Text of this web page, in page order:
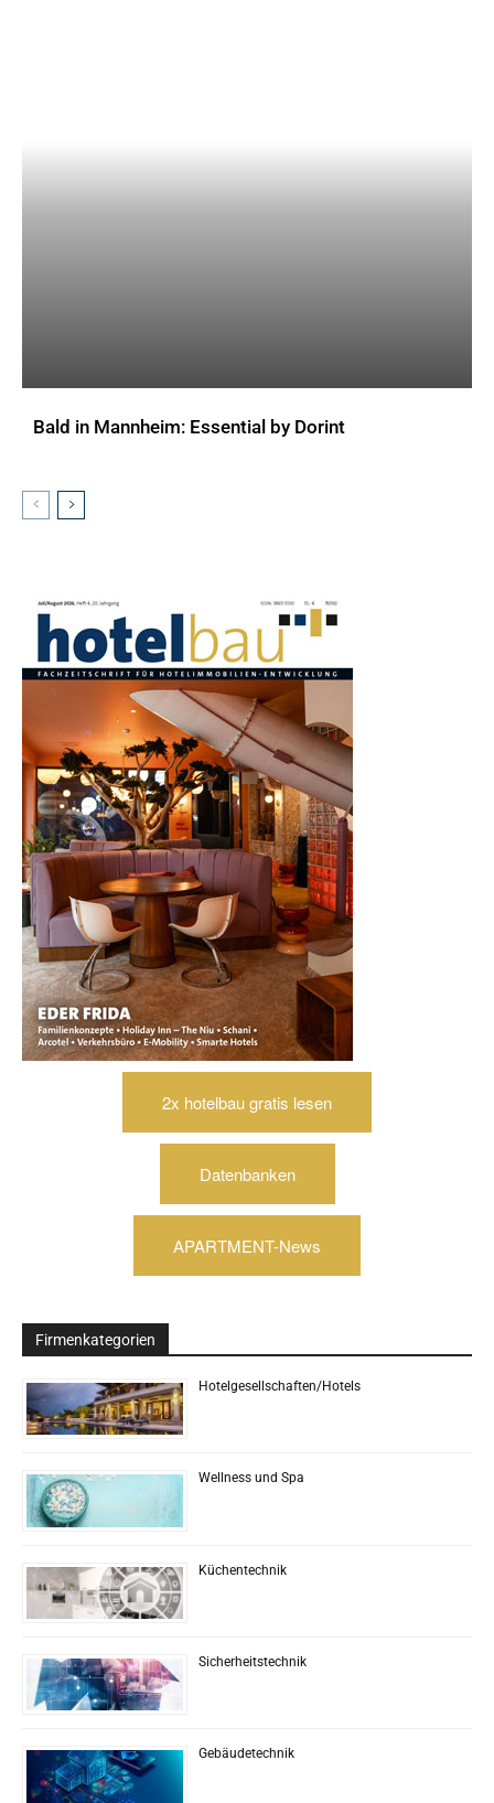
Bald in Mannheim: Essential by Dorint
2x hotelbau gratis lesen
Datenbanken
APARTMENT-News
Firmenkategorien
Hotelgesellschaften/Hotels
Wellness und Spa
Küchentechnik
Sicherheitstechnik
Gebäudetechnik